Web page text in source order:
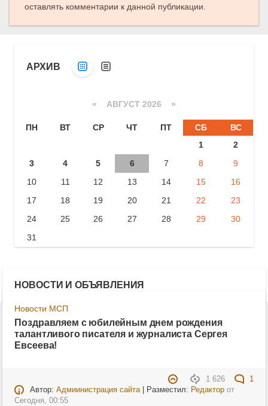
оставлять комментарии к данной публикации.
АРХИВ
« АВГУСТ 2026 »
ПН ВТ СР ЧТ ПТ СБ
ВС
1
2
3
4 5 6 7 8
9
10
11 12 13 14 15
16
17
18 19 20 21 22
23
24
25 26 27 28 29
30
31
НОВОСТИ И ОБЪЯВЛЕНИЯ
Новости МСП
Поздравляем с юбилейным днем рождения
талантливого писателя и журналиста Сергея
Евсеева!
1 626
1
Автор: Адмиинистрация сайта| Разместил: Редакторот
Сегодня, 00:55